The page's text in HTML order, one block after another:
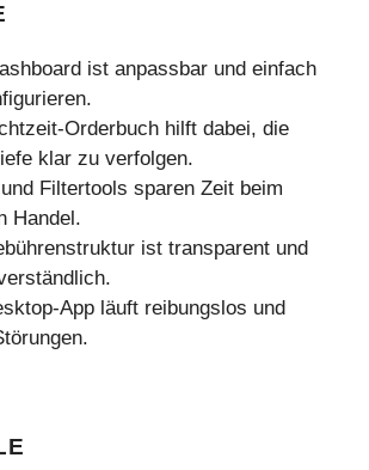
ist anpassbar und einfach
Orderbuch hilft dabei, die
klar zu verfolgen.
Filtertools sparen Zeit beim
Handel.
ist transparent und
App läuft reibungslos und